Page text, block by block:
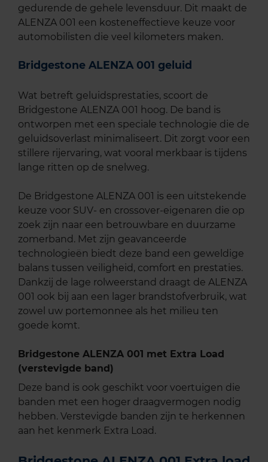
gedurende de gehele levensduur. Dit maakt de
ALENZA 001 een kosteneffectieve keuze voor
automobilisten die veel kilometers maken.
Bridgestone ALENZA 001 geluid
Wat betreft geluidsprestaties, scoort de
Bridgestone ALENZA 001 hoog. De band is
ontworpen met een speciale technologie die de
geluidsoverlast minimaliseert. Dit zorgt voor een
stillere rijervaring, wat vooral merkbaar is tijdens
lange ritten op de snelweg.
De Bridgestone ALENZA 001 is een uitstekende
keuze voor SUV- en crossover-eigenaren die op
zoek zijn naar een betrouwbare en duurzame
zomerband. Met zijn geavanceerde
technologieën biedt deze band een geweldige
balans tussen veiligheid, comfort en prestaties.
Dankzij de lage rolweerstand draagt de ALENZA
001 ook bij aan een lager brandstofverbruik, wat
zowel uw portemonnee als het milieu ten
goede komt.
Bridgestone ALENZA 001 met Extra Load
(verstevigde band)
Deze band is ook geschikt voor voertuigen die
banden met een hoger draagvermogen nodig
hebben. Verstevigde banden zijn te herkennen
aan het kenmerk Extra Load.